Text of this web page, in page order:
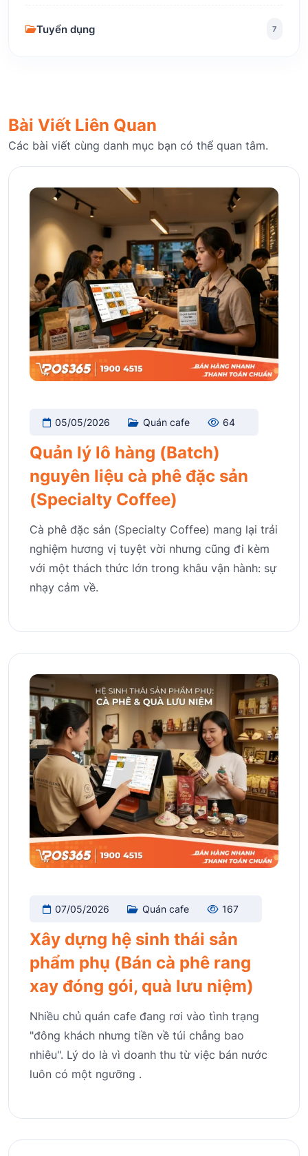
Tuyển dụng 7
Bài Viết Liên Quan
Các bài viết cùng danh mục bạn có thể quan tâm.
05/05/2026 Quán cafe 64
Quản lý lô hàng (Batch)
nguyên liệu cà phê đặc sản
(Specialty Coffee)
Cà phê đặc sản (Specialty Coffee) mang lại trải
nghiệm hương vị tuyệt vời nhưng cũng đi kèm
với một thách thức lớn trong khâu vận hành: sự
nhạy cảm về.
07/05/2026 Quán cafe 167
Xây dựng hệ sinh thái sản
phẩm phụ (Bán cà phê rang
xay đóng gói, quà lưu niệm)
Nhiều chủ quán cafe đang rơi vào tình trạng
"đông khách nhưng tiền về túi chẳng bao
nhiêu". Lý do là vì doanh thu từ việc bán nước
luôn có một ngưỡng .